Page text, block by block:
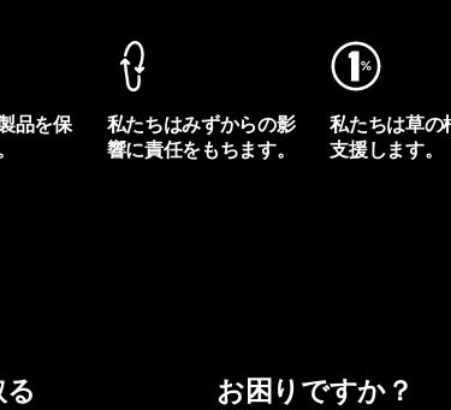
品を保
私たちはみずからの影
響に責任をもちます。
私たちは草の
支援します。
お困りですか？